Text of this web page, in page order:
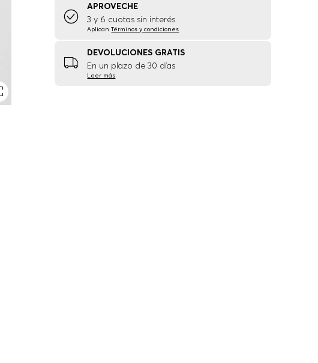
APROVECHE
3 y 6 cuotas sin interés
AplicanTérminos y condiciones
DEVOLUCIONES GRATIS
En un plazo de 30 días
Leer más